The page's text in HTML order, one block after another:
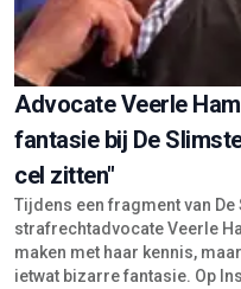
Advocate Veerle
fantasie bij De
cel zitten"
Tijdens een fragment van
strafrechtadvocate Veerle
maken met haar kennis,
ietwat bizarre fantasie. Op